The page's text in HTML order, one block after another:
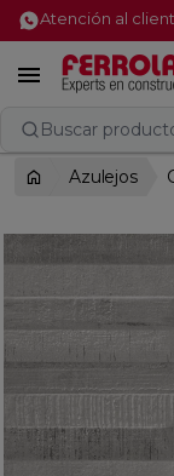
Atención al

Buscar
Azulejos